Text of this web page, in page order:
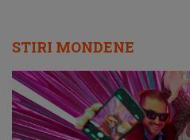
STIRI MONDENE